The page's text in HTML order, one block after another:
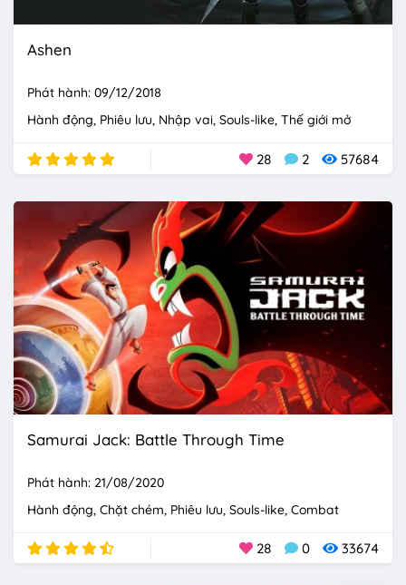
Ashen
Phát hành: 09/12/2018
Hành động Phiêu lưu Nhập vai Souls-like Thế giới mở
28 2 57684
Samurai Jack: Battle Through Time
Phát hành: 21/08/2020
Hành động Chặt chém Phiêu lưu Souls-like Combat
28 0 33674